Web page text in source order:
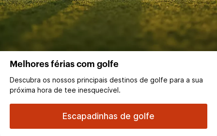
Melhores férias com golfe
Descubra os nossos principais destinos de golfe para a sua
próxima hora de tee inesquecível.
Escapadinhas de golfe